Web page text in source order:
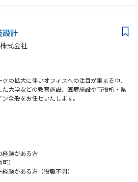
おり育成面でも充実。資格取得支援有。
事が変わり、会社が変わる」。当社が作り上
のオフィスではありません。 顧客である各企業
要があるか、機能するオフィス空間のあり方
案しています。自身の構築したオフィスが機
ることが魅力です。
www.kokuyo-marketing.co.jp/about/recrui
設計
式会社
の拡大に伴いオフィスへの注目が集まる中、
大学などの教育施設、医療施設や市役所・県
全般をお任せいたします。
イアウト･内装デザイン提案書作成→プレゼ
いたします。
/提案書等作成し、作図は外部と協業し複数案
先輩の案件同行なども行います。その後徐々
予定です。
業務】
経験がある方
）
験がある方（役職不問）